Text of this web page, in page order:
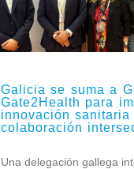
Galicia se suma a
Gate2Health para
innovación sanitaria
colaboración
Una delegación gallega